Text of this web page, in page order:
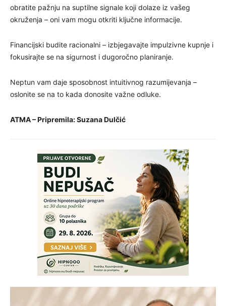
obratite pažnju na suptilne signale koji dolaze iz vašeg
okruženja – oni vam mogu otkriti ključne informacije.
Financijski budite racionalni – izbjegavajte impulzivne kupnje i
fokusirajte se na sigurnost i dugoročno planiranje.
Neptun vam daje sposobnost intuitivnog razumijevanja –
oslonite se na to kada donosite važne odluke.
ATMA – Pripremila: Suzana Dulčić